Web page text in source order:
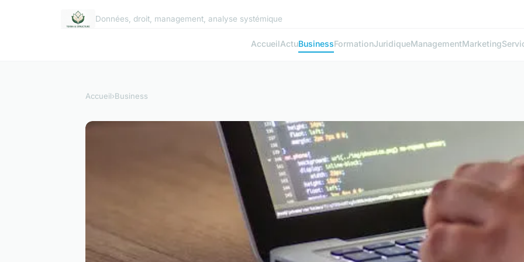
Données, droit, management, analyse systémique
AccueilActuBusinessFormationJuridiqueManagementMarketing
Accueil›Business